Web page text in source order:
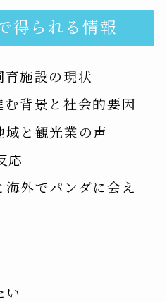
得られる情報
育施設の現状
背景と社会的要因
と観光業の声
応
外でパンダに会え
い